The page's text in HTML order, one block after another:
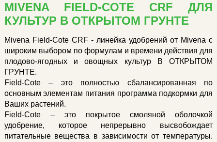
MIVENA FIELD-COTE CRF ДЛЯ
КУЛЬТУР В ОТКРЫТОМ ГРУНТЕ
Mivena Field-Cote CRF - линейка удобрений от Mivena с
широким выбором по формулам и времени действия для
плодово-ягодных и овощных культур В ОТКРЫТОМ
ГРУНТЕ.
Field-Cote – это полностью сбалансированная по
основным элементам питания программа подкормки для
Ваших растений.
Field-Cote – это покрытое смоляной оболочкой
удобрение, которое непрерывно высвобождает
питательные вещества в зависимости от температуры.